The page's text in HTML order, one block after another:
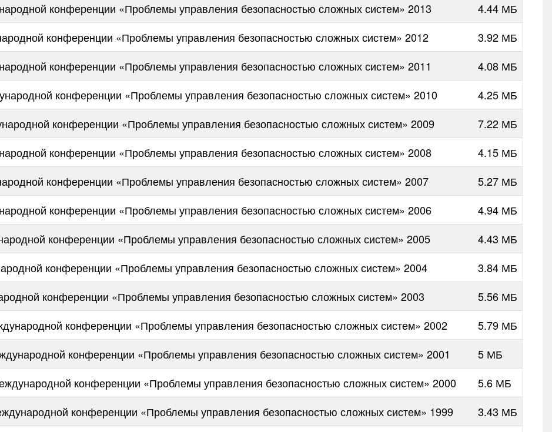
конференции «Проблемы управления безопасностью сложных систем» 2013
4.44 МБ
конференции «Проблемы управления безопасностью сложных систем» 2012
3.92 МБ
конференции «Проблемы управления безопасностью сложных систем» 2011
4.08 МБ
конференции «Проблемы управления безопасностью сложных систем» 2010
4.25 МБ
конференции «Проблемы управления безопасностью сложных систем» 2009
7.22 МБ
конференции «Проблемы управления безопасностью сложных систем» 2008
4.15 МБ
конференции «Проблемы управления безопасностью сложных систем» 2007
5.27 МБ
конференции «Проблемы управления безопасностью сложных систем» 2006
4.94 МБ
конференции «Проблемы управления безопасностью сложных систем» 2005
4.43 МБ
конференции «Проблемы управления безопасностью сложных систем» 2004
3.84 МБ
конференции «Проблемы управления безопасностью сложных систем» 2003
5.56 МБ
конференции «Проблемы управления безопасностью сложных систем» 2002
5.79 МБ
конференции «Проблемы управления безопасностью сложных систем» 2001
5 МБ
конференции «Проблемы управления безопасностью сложных систем» 2000
5.6 МБ
конференции «Проблемы управления безопасностью сложных систем» 1999
3.43 МБ